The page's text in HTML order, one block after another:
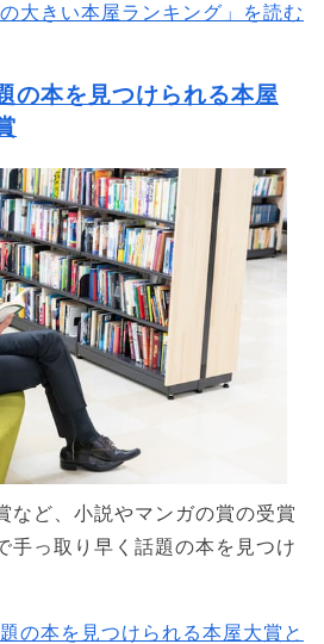
の大きい本屋ランキング」を読む
の本を見つけられる本屋
など、小説やマンガの賞の受賞
手っ取り早く話題の本を見つけ
の本を見つけられる本屋大賞と